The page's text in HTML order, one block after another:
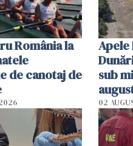
România la
de canotaj de
Apele
sub
02